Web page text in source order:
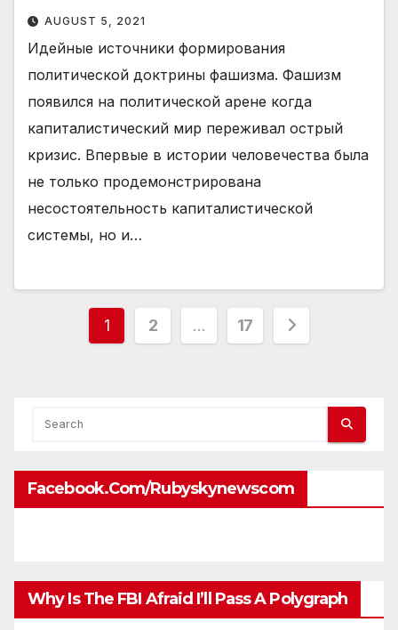
AUGUST 5, 2021
Идейные источники формирования
политической доктрины фашизма. Фашизм
появился на политической арене когда
капиталистический мир переживал острый
кризис. Впервые в истории человечества была
не только продемонстрирована
несостоятельность капиталистической
системы, но и…
Posts
1 2 … 17
Facebook.com/rubyskynewscom
Why Is The FBI Afraid I’ll Pass A Polygraph